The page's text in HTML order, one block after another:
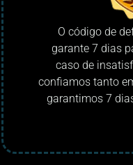
O código de
garante 7 dias
caso de
confiamos tanto
garantimos 7